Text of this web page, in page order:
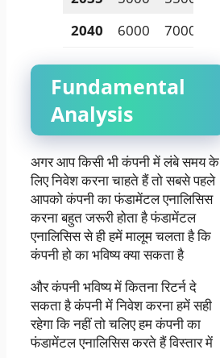
2040
6000 7000
Fundamental
Analysis
अगर आप किसी भी कंपनी में लंबे समय के
लिए निवेश करना चाहते हैं तो सबसे पहले
आपको कंपनी का फंडामेंटल एनालिसिस
करना बहुत जरूरी होता है फंडामेंटल
एनालिसिस से ही हमें मालूम चलता है कि
कंपनी हो का भविष्य क्या सकता है
और कंपनी भविष्य में कितना रिटर्न दे
सकता है कंपनी में निवेश करना हमें सही
रहेगा कि नहीं तो चलिए हम कंपनी का
फंडामेंटल एनालिसिस करते हैं विस्तार में